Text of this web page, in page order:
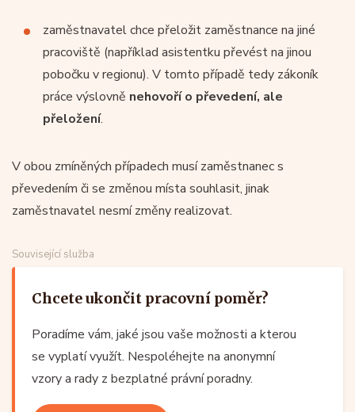
zaměstnavatel chce přeložit zaměstnance na jiné
pracoviště (například asistentku převést na jinou
pobočku v regionu). V tomto případě tedy zákoník
práce výslovně nehovoří o převedení, ale
přeložení.
V obou zmíněných případech musí zaměstnanec s
převedením či se změnou místa souhlasit, jinak
zaměstnavatel nesmí změny realizovat.
Související služba
Chcete ukončit pracovní poměr?
Poradíme vám, jaké jsou vaše možnosti a kterou
se vyplatí využít. Nespoléhejte na anonymní
vzory a rady z bezplatné právní poradny.